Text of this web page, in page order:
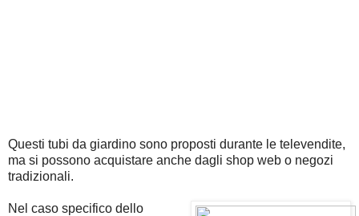
Questi tubi da giardino sono proposti durante le televendite,
ma si possono acquistare anche dagli shop web o negozi
tradizionali.
Nel caso specifico dello